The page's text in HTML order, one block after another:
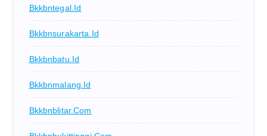
Bkkbntegal.id
Bkkbnsurakarta.id
Bkkbnbatu.id
Bkkbnmalang.id
Bkkbnblitar.com